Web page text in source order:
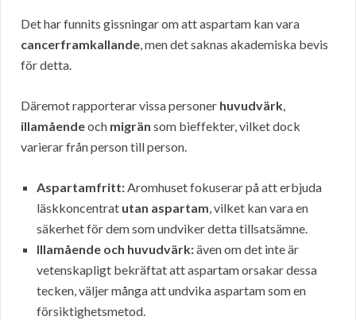
Det har funnits gissningar om att aspartam kan vara
cancerframkallande, men det saknas akademiska bevis
för detta.
Däremot rapporterar vissa personer huvudvärk,
illamåendeoch migrän som bieffekter, vilket dock
varierar från person till person.
Aspartamfritt:Aromhuset fokuserar på att erbjuda
läskkoncentrat utan aspartam, vilket kan vara en
säkerhet för dem som undviker detta tillsatsämne.
Illamående och huvudvärk:även om det inte är
vetenskapligt bekräftat att aspartam orsakar dessa
tecken, väljer många att undvika aspartam som en
försiktighetsmetod.